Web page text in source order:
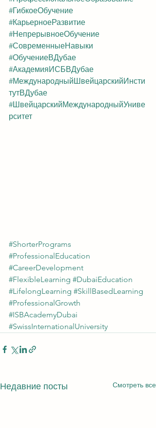
#ГибкоеОбучение
#КарьерноеРазвитие
#НепрерывноеОбучение
#СовременныеНавыки
#ОбучениеВДубае
#АкадемияИСБВДубае
#МеждународныйШвейцарскийИнсти
тутВДубае
#ШвейцарскийМеждународныйУниве
рситет
#ShorterPrograms
#ProfessionalEducation
#CareerDevelopment
#FlexibleLearning #DubaiEducation
#LifelongLearning #SkillBasedLearning
#ProfessionalGrowth
#ISBAcademyDubai
#SwissInternationalUniversity
Недавние посты Смотреть все